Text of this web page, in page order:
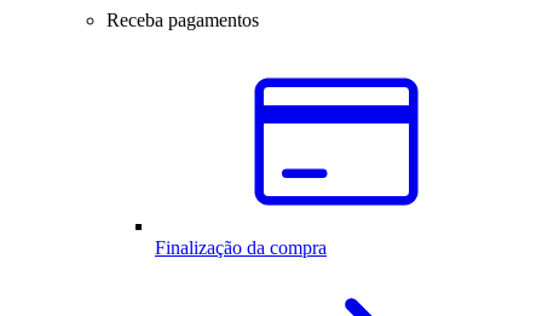
Receba pagamentos
Finalização da compra